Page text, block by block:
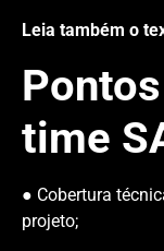
Leia também o
time
● Cobertura
projeto;